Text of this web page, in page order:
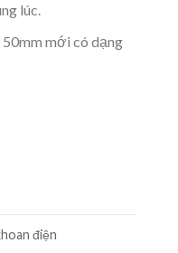
lúc.
mới có dạng
điện